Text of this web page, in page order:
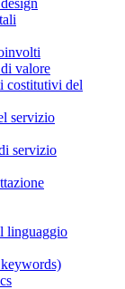
valore
costitutivi del
servizio
servizio
linguaggio